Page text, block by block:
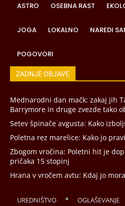
ASTRO OSEBNA RAST
JOGA LOKALNO NAREDI
POGOVORI
ZADNJE OBJAVE
Mednarodni dan mačk: zakaj jih
Barrymore in druge zvezde tako
Setev špinače avgusta: Kako
Poletna rez marelice: Kako jo
Zbogom vročina: Poletni hit je
pričaka 15 stopinj
Hrana v vročem avtu: Kdaj jo
UREDNIŠTVO OGLAŠEVANJE